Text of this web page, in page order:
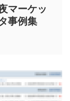
マーケッ
事例集